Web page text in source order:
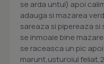
se arda untul) apoi
adauga si mazarea
sareaza si pipereaza si
se inmoaie bine
se raceasca un pic
marunt,usturoiul